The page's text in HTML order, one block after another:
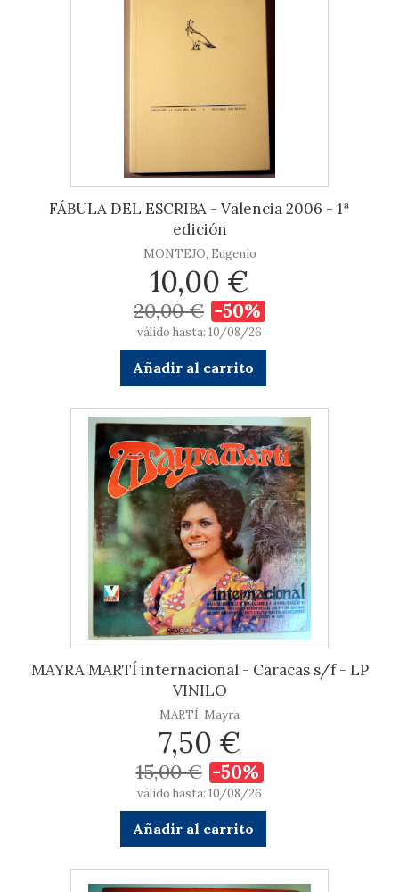
FÁBULA DEL ESCRIBA - Valencia 2006 - 1ª
edición
MONTEJO, Eugenio
10,00 €
20,00 € -50%
válido hasta: 10/08/26
Añadir al carrito
MAYRA MARTÍ internacional - Caracas s/f - LP
VINILO
MARTÍ, Mayra
7,50 €
15,00 € -50%
válido hasta: 10/08/26
Añadir al carrito